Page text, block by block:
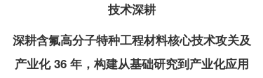
技术深耕
深耕含氟高分子特种工程材料核心技术攻关及
产业化 36 年，构建从基础研究到产业化应用